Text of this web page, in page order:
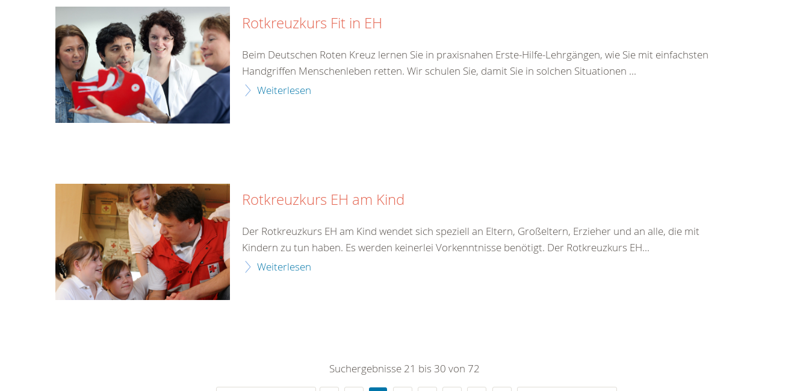
Rotkreuzkurs Fit in EH
Beim Deutschen Roten Kreuz lernen Sie in praxisnahen Erste-Hilfe-Lehrgängen, wie Sie mit einfachsten
Handgriffen Menschenleben retten. Wir schulen Sie, damit Sie in solchen Situationen ...
Weiterlesen
Rotkreuzkurs EH am Kind
Der Rotkreuzkurs EH am Kind wendet sich speziell an Eltern, Großeltern, Erzieher und an alle, die mit
Kindern zu tun haben. Es werden keinerlei Vorkenntnisse benötigt. Der Rotkreuzkurs EH...
Weiterlesen
Suchergebnisse 21 bis 30 von 72